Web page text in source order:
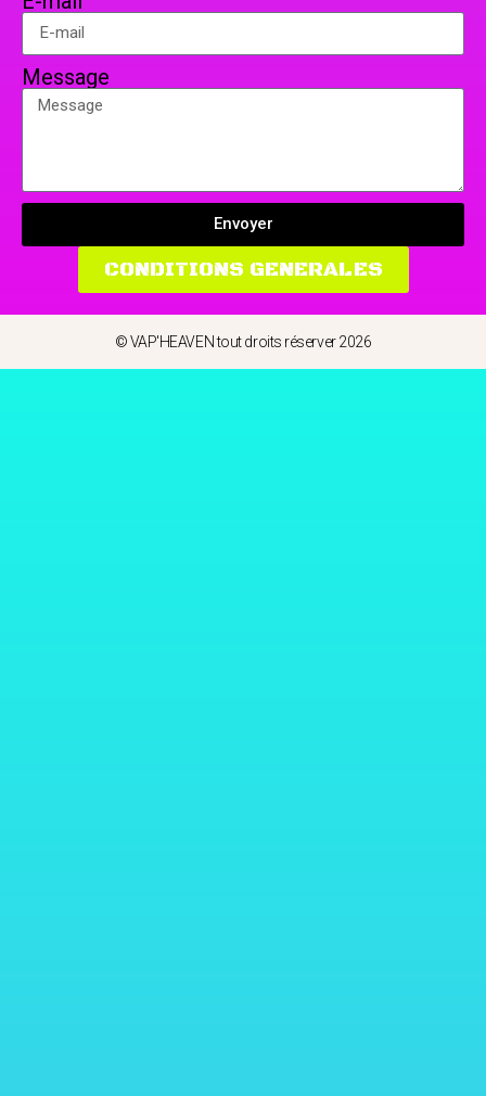
Message
Envoyer
CONDITIONS GENERALES
© VAP'HEAVEN tout droits réserver 2026